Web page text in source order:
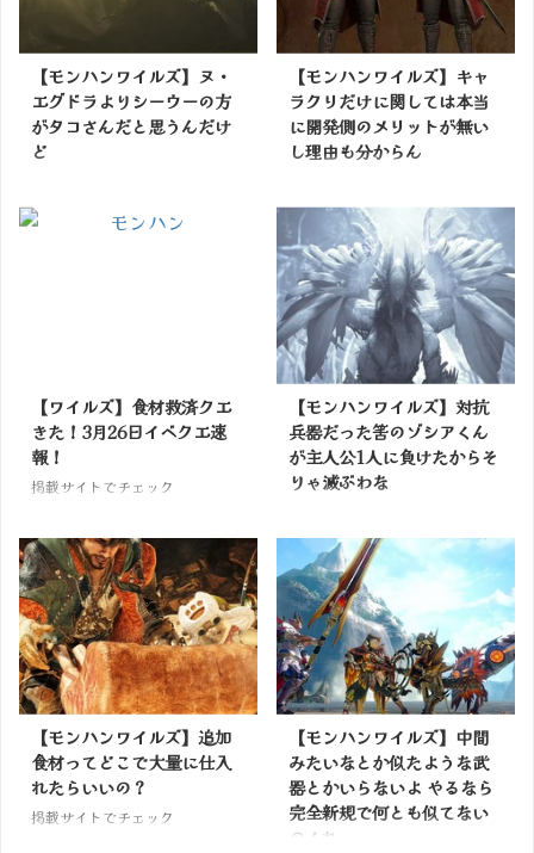
【モンハンワイルズ】ヌ・
エグドラよりシーウーの方
がタコさんだと思うんだけ
ど
【モンハンワイルズ】キャ
ラクリだけに関しては本当
に開発側のメリットが無い
し理由も分からん
【ワイルズ】食材救済クエ
きた！3月26日イベクエ速
報！
掲載サイトでチェック
【モンハンワイルズ】対抗
兵器だった筈のゾシアくん
が主人公1人に負けたからそ
りゃ滅ぶわな
【モンハンワイルズ】追加
食材ってどこで大量に仕入
れたらいいの？
掲載サイトでチェック
【モンハンワイルズ】中間
みたいなとか似たような武
器とかいらないよ やるなら
完全新規で何とも似てない
のくれ